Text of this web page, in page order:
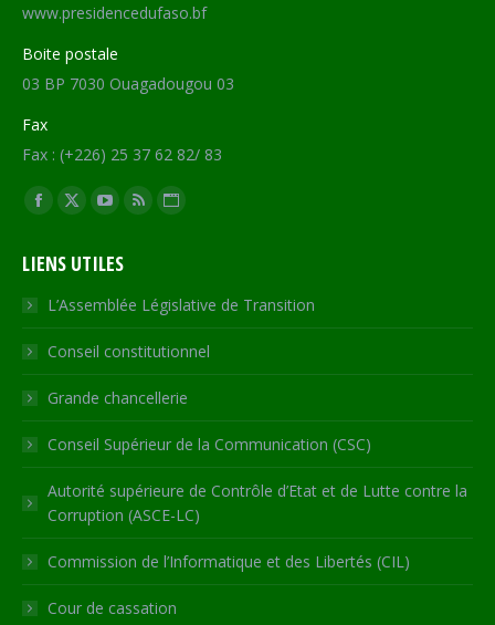
www.presidencedufaso.bf
Boite postale
03 BP 7030 Ouagadougou 03
Fax
Fax : (+226) 25 37 62 82/ 83
Trouvez nous sur :
Facebook
opens
in
new
window
X
opens
in
new
window
YouTube
opens
in
new
window
RSS
in
new
window
Site
opens
in
new
LIENS UTILES
L’Assemblée Législative de Transition
Conseil constitutionnel
Grande chancellerie
Conseil Supérieur de la Communication (CSC)
Autorité supérieure de Contrôle d’Etat et de Lutte contre la
Corruption (ASCE-LC)
Commission de l’Informatique et des Libertés (CIL)
Cour de cassation